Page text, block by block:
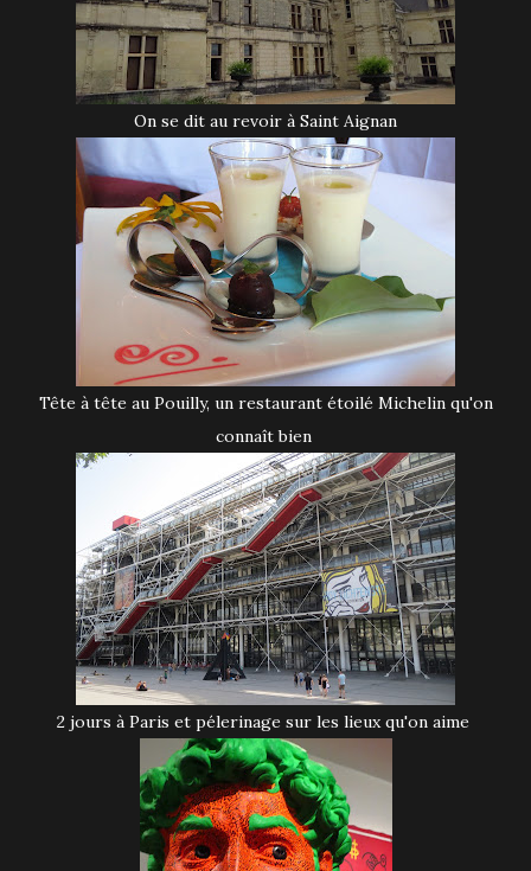
On se dit au revoir à Saint Aignan
Tête à tête au Pouilly, un restaurant étoilé Michelin qu'on
connaît bien
2 jours à Paris et pélerinage sur les lieux qu'on aime